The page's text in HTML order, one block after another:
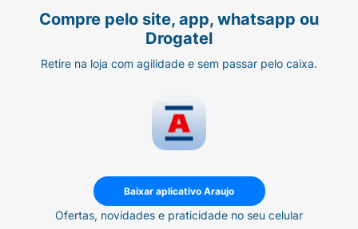
Compre pelo site, app, whatsapp ou
Drogatel
Retire na loja com agilidade e sem passar pelo caixa.
Baixar aplicativo Araujo
Ofertas, novidades e praticidade no seu celular